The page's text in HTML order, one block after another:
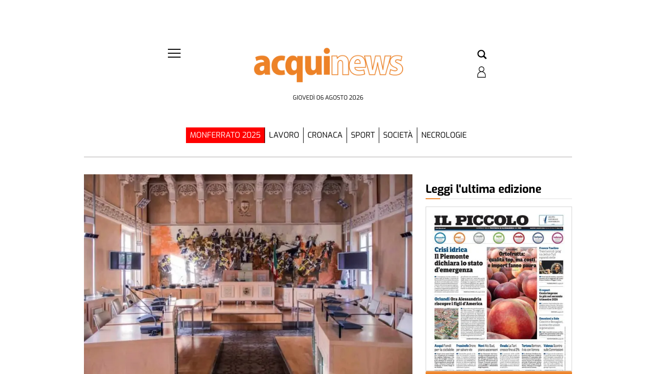
GIOVEDÌ 06 AGOSTO 2026
MONFERRATO 2025 LAVORO CRONACA SPORT SOCIETÀ NECROLOGIE
Leggi l'ultima edizione